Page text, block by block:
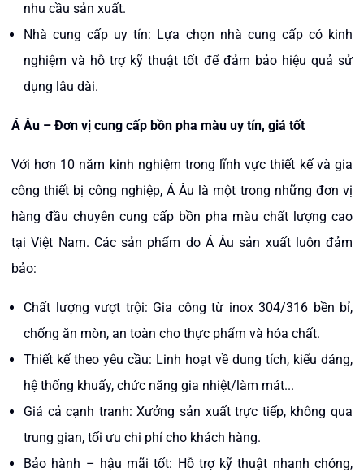
nhu cầu sản xuất.​
Nhà cung cấp uy tín: Lựa chọn nhà cung cấp có kinh
nghiệm và hỗ trợ kỹ thuật tốt để đảm bảo hiệu quả sử
dụng lâu dài.
Á Âu – Đơn vị cung cấp bồn pha màu uy tín, giá tốt
Với hơn 10 năm kinh nghiệm trong lĩnh vực thiết kế và gia
công thiết bị công nghiệp, Á Âu là một trong những đơn vị
hàng đầu chuyên cung cấp bồn pha màu chất lượng cao
tại Việt Nam. Các sản phẩm do Á Âu sản xuất luôn đảm
bảo:
Chất lượng vượt trội: Gia công từ inox 304/316 bền bỉ,
chống ăn mòn, an toàn cho thực phẩm và hóa chất.
Thiết kế theo yêu cầu: Linh hoạt về dung tích, kiểu dáng,
hệ thống khuấy, chức năng gia nhiệt/làm mát...
Giá cả cạnh tranh: Xưởng sản xuất trực tiếp, không qua
trung gian, tối ưu chi phí cho khách hàng.
Bảo hành – hậu mãi tốt: Hỗ trợ kỹ thuật nhanh chóng,